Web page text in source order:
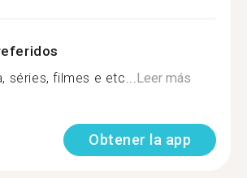
séries, filmes e etc... Leer más
Obtener la app